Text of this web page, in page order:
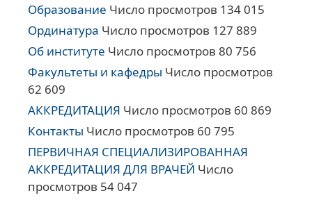
Образование Число просмотров 134 015
Ординатура Число просмотров 127 889
Об институте Число просмотров 80 756
Факультеты и кафедры Число просмотров
62 609
АККРЕДИТАЦИЯ Число просмотров 60 869
Контакты Число просмотров 60 795
ПЕРВИЧНАЯ СПЕЦИАЛИЗИРОВАННАЯ
АККРЕДИТАЦИЯ ДЛЯ ВРАЧЕЙ Число
просмотров 54 047